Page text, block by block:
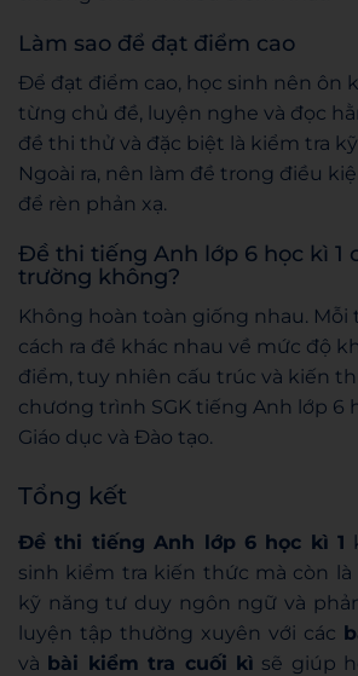
Làm sao để đạt điểm cao
Để đạt điểm cao, học sinh nên ôn
từng chủ đề, luyện nghe và đọc
đề thi thử và đặc biệt là kiểm tra
Ngoài ra, nên làm đề trong điều
để rèn phản xạ.
Đề thi tiếng Anh lớp 6 học kì 1
trường không?
Không hoàn toàn giống nhau. Mỗi
cách ra đề khác nhau về mức độ
điểm, tuy nhiên cấu trúc và kiến
chương trình SGK tiếng Anh lớp 6
Giáo dục và Đào tạo.
Tổng kết
Đề thi tiếng Anh lớp 6 học kì 1
sinh kiểm tra kiến thức mà còn
kỹ năng tư duy ngôn ngữ và
luyện tập thường xuyên với các
và bài kiểm tra cuối kì sẽ giúp